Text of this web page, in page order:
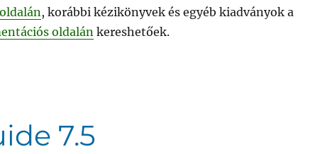
, korábbi kézikönyvek és egyéb kiadványok a
oldalán kereshetőek.
7.5